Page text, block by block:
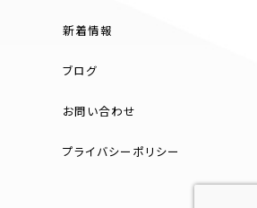
新着情報
ブログ
お問い合わせ
プライバシーポリシー